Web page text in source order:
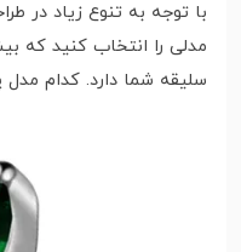
با توجه به تنوع زیاد در
مدلی را انتخاب کنید که
سلیقه شما دارد. کدام